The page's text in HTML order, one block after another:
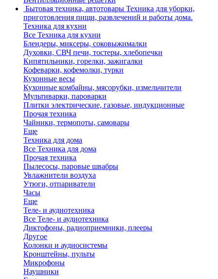
Бытовая техника, автотовары Техника для уборки,
приготовления пищи, развлечений и работы дома.
Техника для кухни
Все Техника для кухни
Блендеры, миксеры, соковыжималки
Духовки, СВЧ печи, тостеры, хлебопечки
Кипятильники, горелки, зажигалки
Кофеварки, кофемолки, турки
Кухонные весы
Кухонные комбайны, мясорубки, измельчители
Мультиварки, пароварки
Плитки электрические, газовые, индукционные
Прочая техника
Чайники, термопоты, самовары
Еще
Техника для дома
Все Техника для дома
Прочая техника
Пылесосы, паровые швабры
Увлажнители воздуха
Утюги, отпариватели
Часы
Еще
Теле- и аудиотехника
Все Теле- и аудиотехника
Диктофоны, радиоприемники, плееры
Другое
Колонки и аудиосистемы
Кронштейны, пульты
Микрофоны
Наушники